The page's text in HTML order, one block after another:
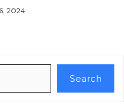
2024
Search